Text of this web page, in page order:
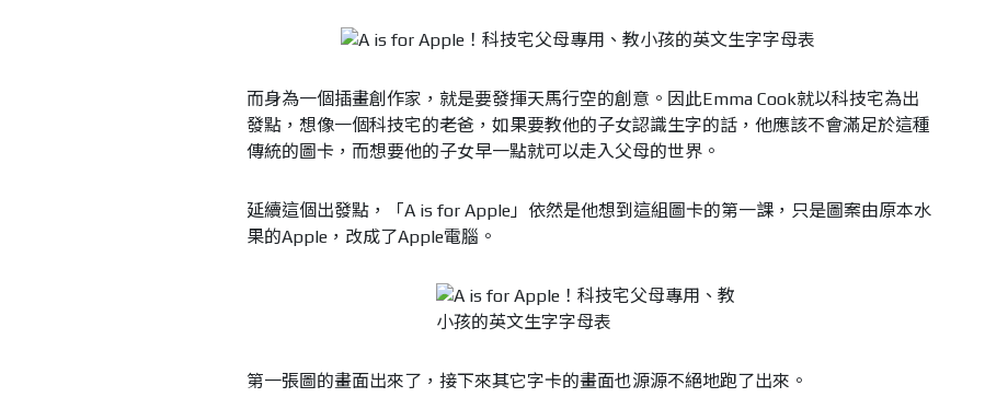
而身為一個插畫創作家，就是要發揮天馬行空的創意。因此Emma Cook就以科技宅為出
發點，想像一個科技宅的老爸，如果要教他的子女認識生字的話，他應該不會滿足於這種
傳統的圖卡，而想要他的子女早一點就可以走入父母的世界。
延續這個出發點，「A is for Apple」依然是他想到這組圖卡的第一課，只是圖案由原本水
果的Apple，改成了Apple電腦。
第一張圖的畫面出來了，接下來其它字卡的畫面也源源不絕地跑了出來。